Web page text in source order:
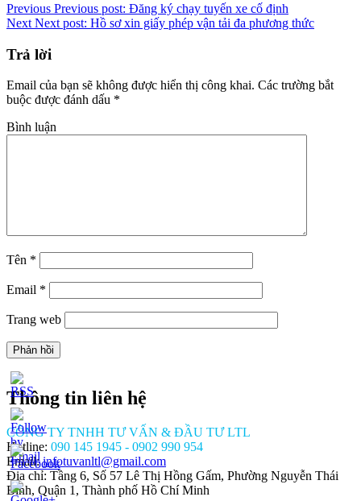
Previous Previous post: Đăng ký chạy tuyến xe cố định
Next Next post: Hồ sơ xin giấy phép vận tải đa phương thức
Trả lời
Email của bạn sẽ không được hiển thị công khai. Các trường bắt
buộc được đánh dấu *
Bình luận
Tên *
Email *
Trang web
Thông tin liên hệ
CÔNG TY TNHH TƯ VẤN & ĐẦU TƯ LTL
Hotline: 090 145 1945 - 0902 990 954
Email:infotuvanltl@gmail.com
Địa chỉ: Tầng 6, Số 57 Lê Thị Hồng Gấm, Phường Nguyễn Thái
Bình, Quận 1, Thành phố Hồ Chí Minh